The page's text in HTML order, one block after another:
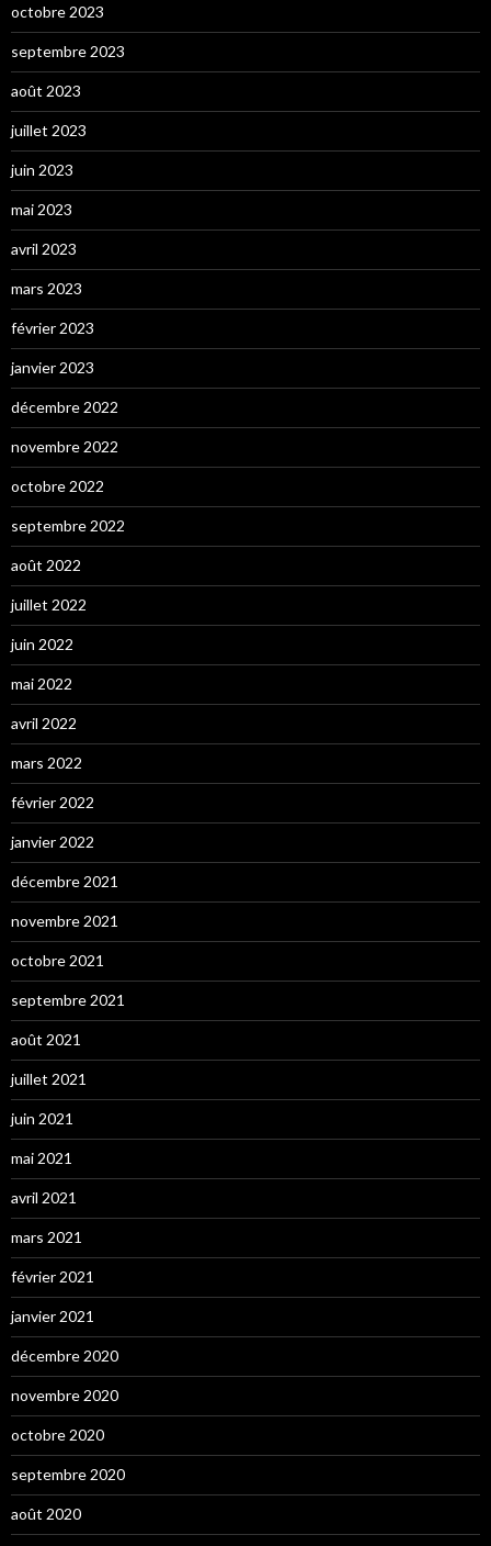
octobre 2023
septembre 2023
août 2023
juillet 2023
juin 2023
mai 2023
avril 2023
mars 2023
février 2023
janvier 2023
décembre 2022
novembre 2022
octobre 2022
septembre 2022
août 2022
juillet 2022
juin 2022
mai 2022
avril 2022
mars 2022
février 2022
janvier 2022
décembre 2021
novembre 2021
octobre 2021
septembre 2021
août 2021
juillet 2021
juin 2021
mai 2021
avril 2021
mars 2021
février 2021
janvier 2021
décembre 2020
novembre 2020
octobre 2020
septembre 2020
août 2020